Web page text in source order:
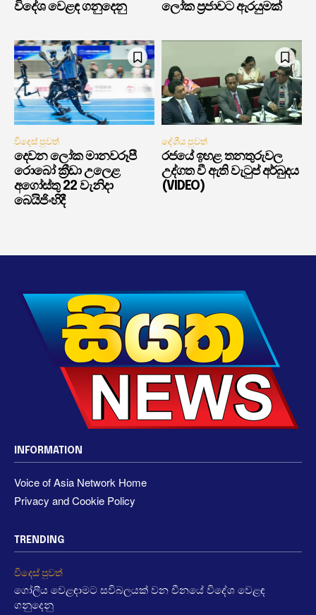
විදේශ වෙළඳ ගනුදෙනු
ලෝක ප්‍රජාවට ඇරයුමක්
විදෙස් පුවත්
දෙවන ලෝක මානවරූපී
රොබෝ ක්‍රීඩා උලෙළ
අගෝස්තු 22 වැනිදා
බෙයිජිංහිදී
දේශීය පුවත්
රජයේ ඉහළ තනතුරුවල
උද්ගත වී ඇති වැටුප් අර්බුදය
(VIDEO)
INFORMATION
Voice of Asia Network Home
Privacy and Cookie Policy
TRENDING
විදෙස් පුවත්
ගෝලීය වෙළඳාමට සවිබලයක් වන චීනයේ විදේශ වෙළඳ
ගනුදෙනු